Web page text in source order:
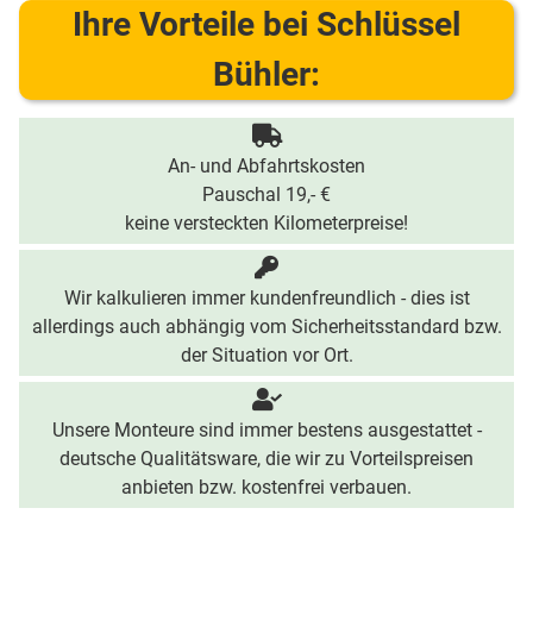
Ihre Vorteile bei Schlüssel
Bühler:
An- und Abfahrtskosten
Pauschal 19,- €
keine versteckten Kilometerpreise!
Wir kalkulieren immer kundenfreundlich - dies ist
allerdings auch abhängig vom Sicherheitsstandard bzw.
der Situation vor Ort.
Unsere Monteure sind immer bestens ausgestattet -
deutsche Qualitätsware, die wir zu Vorteilspreisen
anbieten bzw. kostenfrei verbauen.